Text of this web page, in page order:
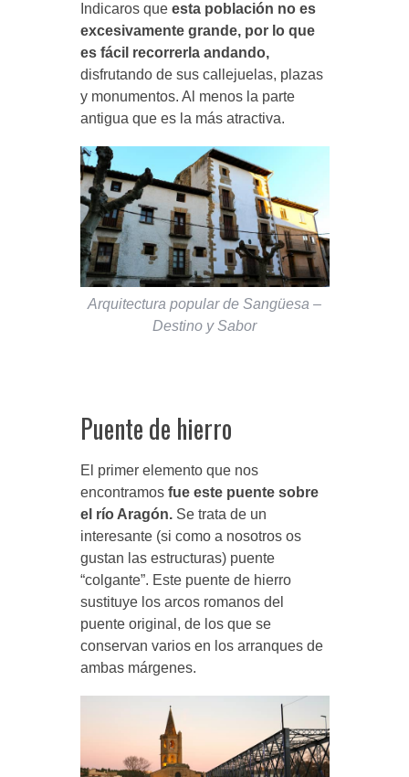
Indicaros que esta población no es
excesivamente grande, por lo que
es fácil recorrerla andando,
disfrutando de sus callejuelas, plazas
y monumentos. Al menos la parte
antigua que es la más atractiva.
Arquitectura popular de Sangüesa –
Destino y Sabor
Puente de hierro
El primer elemento que nos
encontramos fue este puente sobre
el río Aragón.Se trata de un
interesante (si como a nosotros os
gustan las estructuras) puente
“colgante”. Este puente de hierro
sustituye los arcos romanos del
puente original, de los que se
conservan varios en los arranques de
ambas márgenes.